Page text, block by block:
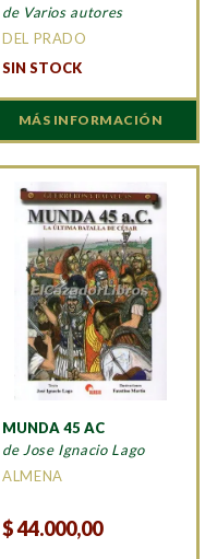
de Varios autores
DEL PRADO
SIN STOCK
MÁS INFORMACIÓN
MUNDA 45 AC
de Jose Ignacio Lago
ALMENA
$44.000,00